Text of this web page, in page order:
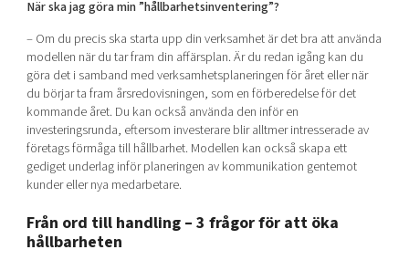
När ska jag göra min ”hållbarhetsinventering”?
– Om du precis ska starta upp din verksamhet är det bra att använda
modellen när du tar fram din affärsplan. Är du redan igång kan du
göra det i samband med verksamhetsplaneringen för året eller när
du börjar ta fram årsredovisningen, som en förberedelse för det
kommande året. Du kan också använda den inför en
investeringsrunda, eftersom investerare blir alltmer intresserade av
företags förmåga till hållbarhet. Modellen kan också skapa ett
gediget underlag inför planeringen av kommunikation gentemot
kunder eller nya medarbetare.
Från ord till handling – 3 frågor för att öka
hållbarheten